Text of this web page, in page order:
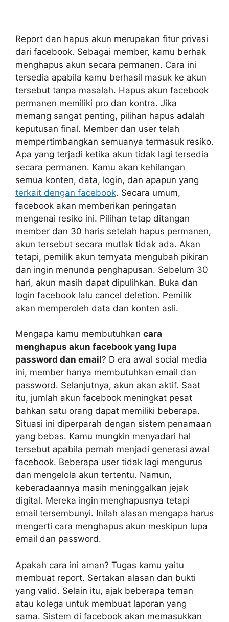
Report dan hapus akun merupakan fitur privasi
dari facebook. Sebagai member, kamu berhak
menghapus akun secara permanen. Cara ini
tersedia apabila kamu berhasil masuk ke akun
tersebut tanpa masalah. Hapus akun facebook
permanen memiliki pro dan kontra. Jika
memang sangat penting, pilihan hapus adalah
keputusan final. Member dan user telah
mempertimbangkan semuanya termasuk resiko.
Apa yang terjadi ketika akun tidak lagi tersedia
secara permanen. Kamu akan kehilangan
semua konten, data, login, dan apapun yang
terkait dengan facebook. Secara umum,
facebook akan memberikan peringatan
mengenai resiko ini. Pilihan tetap ditangan
member dan 30 haris setelah hapus permanen,
akun tersebut secara mutlak tidak ada. Akan
tetapi, pemilik akun ternyata mengubah pikiran
dan ingin menunda penghapusan. Sebelum 30
hari, akun masih dapat dipulihkan. Buka dan
login facebook lalu cancel deletion. Pemilik
akan memperoleh data dan konten asli.
Mengapa kamu membutuhkan cara
menghapus akun facebook yang lupa
password dan email? D era awal social media
ini, member hanya membutuhkan email dan
password. Selanjutnya, akun akan aktif. Saat
itu, jumlah akun facebook meningkat pesat
bahkan satu orang dapat memiliki beberapa.
Situasi ini diperparah dengan sistem penamaan
yang bebas. Kamu mungkin menyadari hal
tersebut apabila pernah menjadi generasi awal
facebook. Beberapa user tidak lagi mengurus
dan mengelola akun tertentu. Namun,
keberadaannya masih meninggalkan jejak
digital. Mereka ingin menghapusnya tetapi
email tersembunyi. Inilah alasan mengapa harus
mengerti cara menghapus akun meskipun lupa
email dan password.
Apakah cara ini aman? Tugas kamu yaitu
membuat report. Sertakan alasan dan bukti
yang valid. Selain itu, ajak beberapa teman
atau kolega untuk membuat laporan yang
sama. Sistem di facebook akan memasukkan